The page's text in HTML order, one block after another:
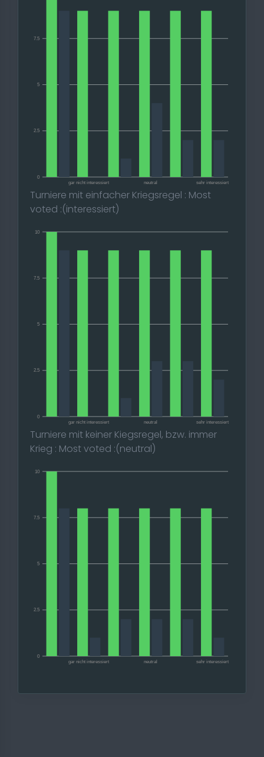
0
2.5
5
7.5
sehr interessiert
neutral
gar nicht interessiert
Turniere mit einfacher Kriegsregel : Most
voted :(interessiert)
0
2.5
5
7.5
10
sehr interessiert
neutral
gar nicht interessiert
Turniere mit keiner Kiegsregel, bzw. immer
Krieg : Most voted :(neutral)
0
2.5
5
7.5
10
sehr interessiert
neutral
gar nicht interessiert